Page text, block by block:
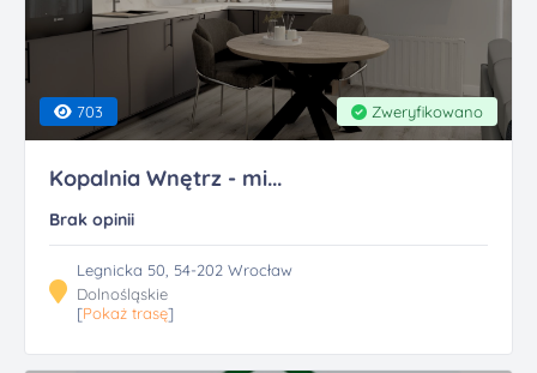
Zweryfikowano
703
Kopalnia Wnętrz - mi...
Brak opinii
Legnicka 50, 54-202 Wrocław
Dolnośląskie
[Pokaż trasę]